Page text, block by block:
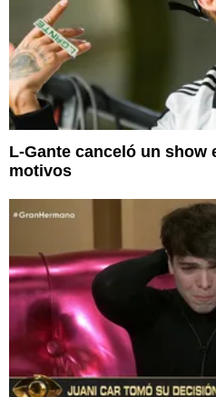
L-Gante canceló un show
motivos